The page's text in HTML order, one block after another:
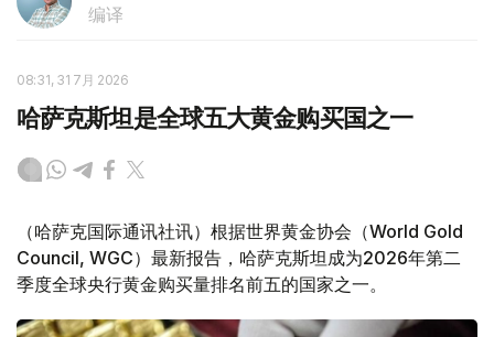
编译
08:31, 31 7月 2026
哈萨克斯坦是全球五大黄金购买国之一
（哈萨克国际通讯社讯）根据世界黄金协会（World Gold
Council, WGC）最新报告，哈萨克斯坦成为2026年第二
季度全球央行黄金购买量排名前五的国家之一。